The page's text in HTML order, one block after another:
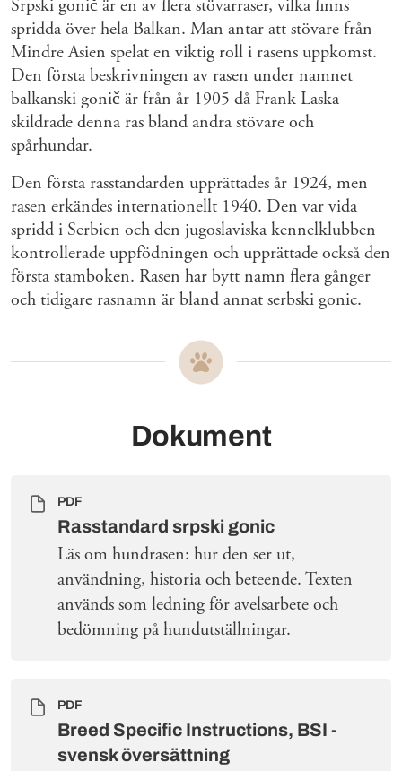
Srpski gonič är en av flera stövarraser, vilka finns
spridda över hela Balkan. Man antar att stövare från
Mindre Asien spelat en viktig roll i rasens uppkomst.
Den första beskrivningen av rasen under namnet
balkanski gonič är från år 1905 då Frank Laska
skildrade denna ras bland andra stövare och
spårhundar.
Den första rasstandarden upprättades år 1924, men
rasen erkändes internationellt 1940. Den var vida
spridd i Serbien och den jugoslaviska kennelklubben
kontrollerade uppfödningen och upprättade också den
första stamboken. Rasen har bytt namn flera gånger
och tidigare rasnamn är bland annat serbski gonic.
Dokument
PDF
Rasstandard srpski gonic
Läs om hundrasen: hur den ser ut,
användning, historia och beteende. Texten
används som ledning för avelsarbete och
bedömning på hundutställningar.
PDF
Breed Specific Instructions, BSI -
svensk översättning